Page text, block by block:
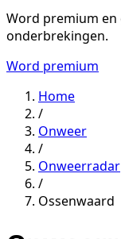
Word premium
onderbrekingen.
Word premium
Home
/
Onweer
/
Onweerradar
/
Ossenwaard